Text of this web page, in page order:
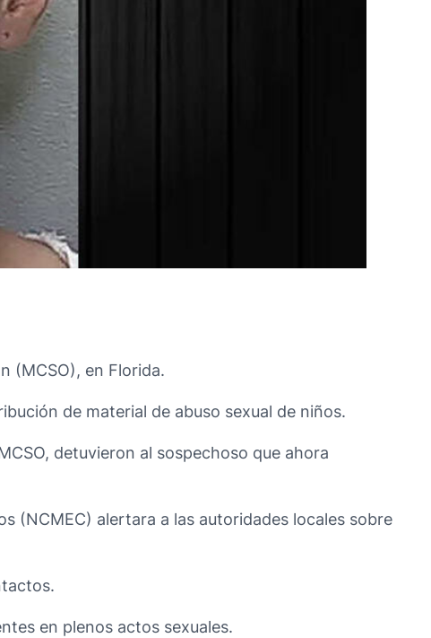
(MCSO), en Florida.
de material de abuso sexual de niños.
detuvieron al sospechoso que ahora
(NCMEC) alertara a las autoridades locales sobre
en plenos actos sexuales.